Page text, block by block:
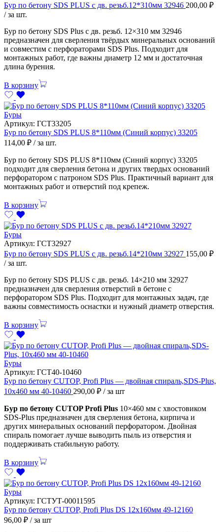
Бур по бетону SDS PLUS с дв. резьб.12*310мм 32946 200,00 ₽
/ за шт.
Бур по бетону SDS Plus с дв. резьб. 12×310 мм 32946
предназначен для сверления твёрдых минеральных оснований
и совместим с перфораторами SDS Plus. Подходит для
монтажных работ, где важны диаметр 12 мм и достаточная
длина бурения.
В корзину
Буры
Артикул: ГСТ33205
Бур по бетону SDS PLUS 8*110мм (Синий корпус) 33205
114,00 ₽ / за шт.
Бур по бетону SDS PLUS 8*110мм (Синий корпус) 33205
подходит для сверления бетона и других твердых оснований
перфоратором с патроном SDS Plus. Практичный вариант для
монтажных работ и отверстий под крепеж.
В корзину
Буры
Артикул: ГСТ32927
Бур по бетону SDS PLUS с дв. резьб.14*210мм 32927 155,00 ₽
/ за шт.
Бур по бетону SDS PLUS с дв. резьб. 14×210 мм 32927
предназначен для сверления отверстий в бетоне с
перфоратором SDS Plus. Подходит для монтажных задач, где
важны совместимость оснастки и нужный диаметр отверстия.
В корзину
Буры
Артикул: ГСТ40-10460
Бур по бетону CUTOP, Profi Plus — двойная спираль,SDS-Plus,
10х460 мм 40-10460 290,00 ₽ / за шт
Бур по бетону CUTOP Profi Plus 10×460 мм с хвостовиком
SDS-Plus предназначен для сверления бетона, кирпича и
других минеральных оснований перфоратором. Двойная
спираль помогает лучше выводить пыль из отверстия и
поддерживать стабильную работу.
В корзину
Буры
Артикул: ГСТУТ-00011595
Бур по бетону CUTOP, Profi Plus DS 12х160мм 49-12160
96,00 ₽ / за шт